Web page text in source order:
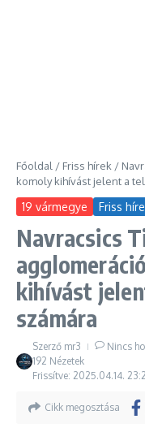
Főoldal / Friss hírek /
komoly kihívást jelent a
19 vármegye Friss
Navracsics
kihívást
számára
Szerző mr3 Nincs
192 Nézetek
Frissítve: 2025.04.14.
Cikk megosztása